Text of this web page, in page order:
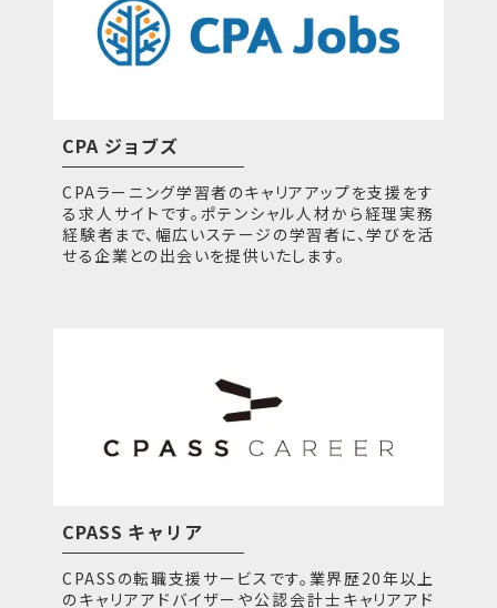
CPA ジョブズ
CPAラーニング学習者のキャリアアップを支援をす
る求人サイトです。ポテンシャル人材から経理実務
経験者まで、幅広いステージの学習者に、学びを活
せる企業との出会いを提供いたします。
CPASS キャリア
CPASSの転職支援サービスです。業界歴20年以上
のキャリアアドバイザーや公認会計士キャリアアド